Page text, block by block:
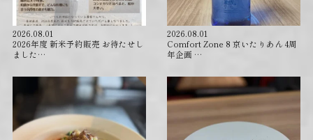
2026.08.01
2026年度 新米予約販売 お待たせし
ました…
2026.08.01
Comfort Zone 8 京いたりあん 4周
年企画 …